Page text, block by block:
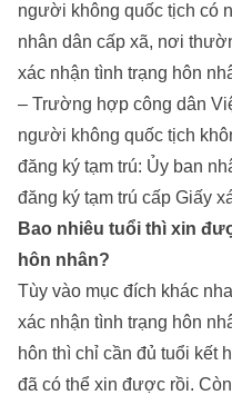
người không quốc tịch có
nhân dân cấp xã, nơi
xác nhận tình trạng hôn
– Trường hợp công dân
người không quốc tịch
đăng ký tạm trú: Ủy ban
đăng ký tạm trú cấp Giấy
Bao nhiêu tuổi thì xin
hôn nhân?
Tùy vào mục đích khác
xác nhận tình trạng hôn
hôn thì chỉ cần đủ tuổi kết
đã có thể xin được rồi.